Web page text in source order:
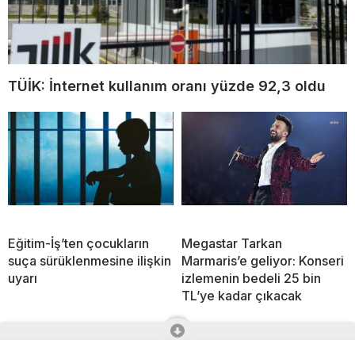
TÜİK: İnternet kullanım oranı yüzde 92,3 oldu
Eğitim-İş’ten çocukların
suça sürüklenmesine ilişkin
uyarı
Megastar Tarkan
Marmaris’e geliyor: Konseri
izlemenin bedeli 25 bin
TL’ye kadar çıkacak